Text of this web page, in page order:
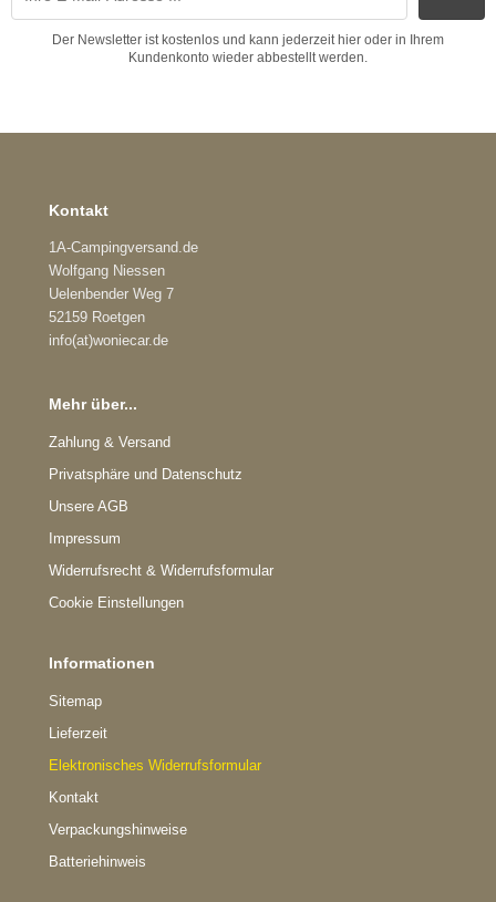
Der Newsletter ist kostenlos und kann jederzeit hier oder in Ihrem
Kundenkonto wieder abbestellt werden.
Kontakt
1A-Campingversand.de
Wolfgang Niessen
Uelenbender Weg 7
52159 Roetgen
info(at)woniecar.de
Mehr über...
Zahlung & Versand
Privatsphäre und Datenschutz
Unsere AGB
Impressum
Widerrufsrecht & Widerrufsformular
Cookie Einstellungen
Informationen
Sitemap
Lieferzeit
Elektronisches Widerrufsformular
Kontakt
Verpackungshinweise
Batteriehinweis